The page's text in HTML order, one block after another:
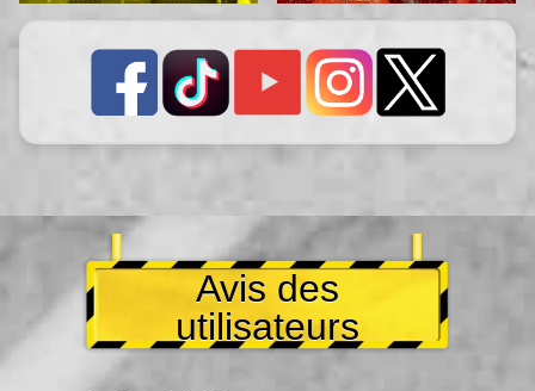
Avis des
utilisateurs